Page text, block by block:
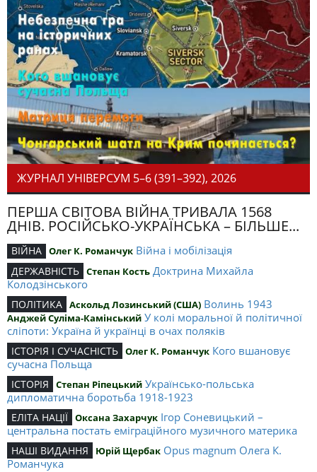
ЖУРНАЛ УНІВЕРСУМ 5–6 (391–392), 2026
ПЕРША СВІТОВА ВІЙНА ТРИВАЛА 1568
ДНІВ. РОСІЙСЬКО-УКРАЇНСЬКА – БІЛЬШЕ...
ВІЙНА Олег К. Романчук Війна і мобілізація
ДЕРЖАВНІСТЬ Степан Кость Доктрина Михайла
Колодзінського
ПОЛІТИКА Аскольд Лозинський (США) Волинь 1943
Анджей Суліма-Камінський У колі моральної й політичної
сліпоти: Україна й українці в очах поляків
ІСТОРІЯ І СУЧАСНІСТЬ Олег К. Романчук Кого вшановує
сучасна Польща
ІСТОРІЯ Степан Ріпецький Українсько-польська
дипломатична боротьба 1918-1923
ЕЛІТА НАЦІЇ Оксана Захарчук Ігор Соневицький –
центральна постать еміграційного музичного материка
НАШІ ВИДАННЯ Юрій Щербак Opus magnum Олега К.
Романчука